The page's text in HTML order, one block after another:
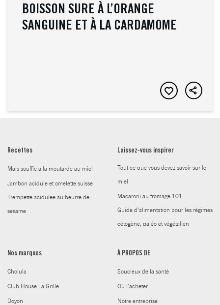
BOISSON SURE À L’ORANGE
SANGUINE ET À LA CARDAMOME
Recettes
Mais souffle a la moutarde au miel
Jambon acidule et omelette suisse
Trempette acidulee au beurre de
sesame
Laissez-vous inspirer
Tout ce que vous devez savoir sur le
miel
Macaroni au fromage 101
Guide d’alimentation pour les régimes
cétogène, paléo et végétalien
Nos marques
Cholula
Club House La Grille
Doyon
À PROPOS DE
Soucieux de la santé
Où l'acheter
Notre entreprise